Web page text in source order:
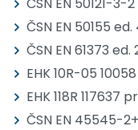
ČSN EN 50155 ed.
ČSN EN 61373 ed.
EHK 10R-05
EHK 118R
ČSN EN 45545-